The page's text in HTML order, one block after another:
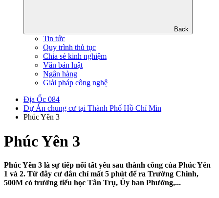
Back
Tin tức
Quy trình thủ tục
Chia sẻ kinh nghiệm
Văn bản luật
Ngân hàng
Giải pháp công nghệ
Địa Ốc 084
Dự Án chung cư tại Thành Phố Hồ Chí Min
Phúc Yên 3
Phúc Yên 3
Phúc Yên 3 là sự tiếp nối tất yếu sau thành công của Phúc Yên
1 và 2. Từ đây cư dân chỉ mất 5 phút để ra Trường Chinh,
500M có trường tiểu học Tân Trụ, Ủy ban Phường,...